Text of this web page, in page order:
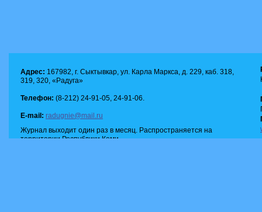
Адрес: 167982, г. Сыктывкар, ул. Карла Маркса, д. 229, каб. 318,
319, 320, «Радуга»
Телефон: (8-212) 24-91-05, 24-91-06.
E-mail: radugnie@mail.ru
Журнал выходит один раз в месяц. Распространяется на
территории Республики Коми.